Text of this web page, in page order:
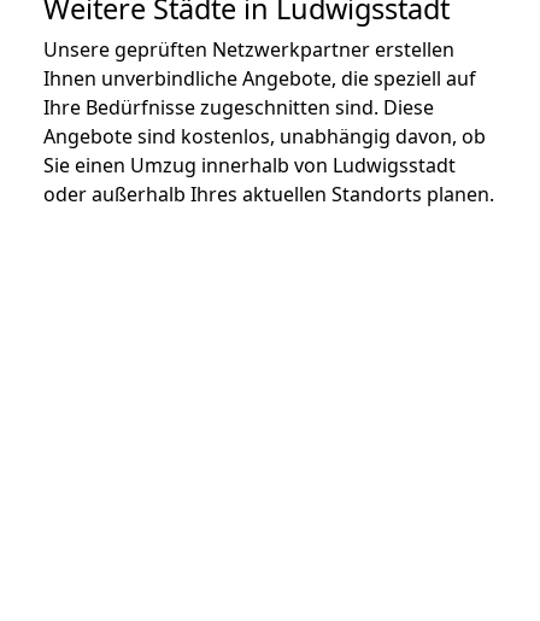
Weitere Städte in Ludwigsstadt
Unsere geprüften Netzwerkpartner erstellen
Ihnen unverbindliche Angebote, die speziell auf
Ihre Bedürfnisse zugeschnitten sind. Diese
Angebote sind kostenlos, unabhängig davon, ob
Sie einen Umzug innerhalb von Ludwigsstadt
oder außerhalb Ihres aktuellen Standorts planen.